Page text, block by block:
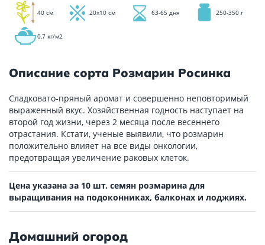
40 см 20х10 см 63-65 дня 250-350 г
0,7 кг/м2
Описание сорта Розмарин Росинка
Сладковато-пряный аромат и совершенно неповторимый
выраженный вкус. Хозяйственная годность наступает на
второй год жизни, через 2 месяца после весеннего
отрастания. Кстати, ученые выявили, что розмарин
положительно влияет на все виды онкологии,
предотвращая увеличение раковых клеток.
Цена указана за 10 шт. семян розмарина для
выращивания на подоконниках, балконах и лоджиях.
Домашний огород